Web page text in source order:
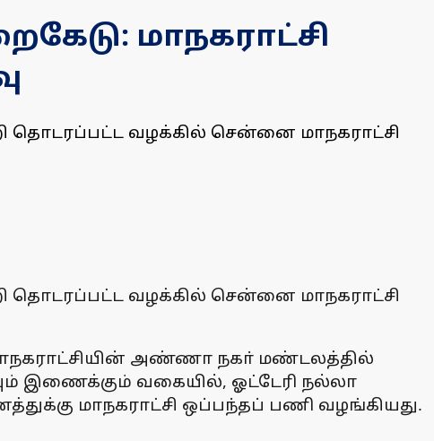
மாநகராட்சி
தொடரப்பட்ட வழக்கில் சென்னை மாநகராட்சி
தொடரப்பட்ட வழக்கில் சென்னை மாநகராட்சி
அண்ணா நகா் மண்டலத்தில்
இணைக்கும் வகையில், ஓட்டேரி நல்லா
மாநகராட்சி ஒப்பந்தப் பணி வழங்கியது.